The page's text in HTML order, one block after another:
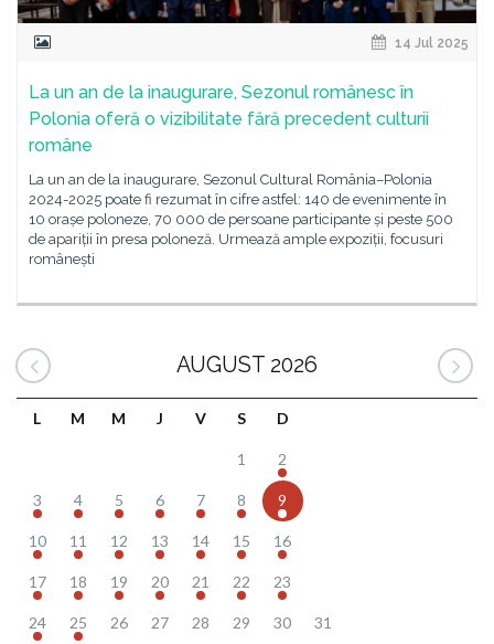
14 Jul 2025
La un an de la inaugurare, Sezonul românesc în
Polonia oferă o vizibilitate fără precedent culturii
române
La un an de la inaugurare, Sezonul Cultural România–Polonia
2024-2025 poate fi rezumat în cifre astfel: 140 de evenimente în
10 orașe poloneze, 70 000 de persoane participante și peste 500
de apariții în presa poloneză. Urmează ample expoziții, focusuri
românești
AUGUST 2026
L M M J V S D
1 2
3 4 5 6 7 8 9
10 11 12 13 14 15 16
17 18 19 20 21 22 23
24 25 26 27 28 29 30 31